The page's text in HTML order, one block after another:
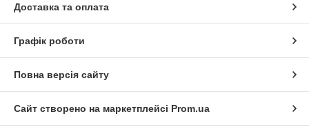
Доставка та оплата
Графік роботи
Повна версія сайту
Сайт створено на маркетплейсі Prom.ua